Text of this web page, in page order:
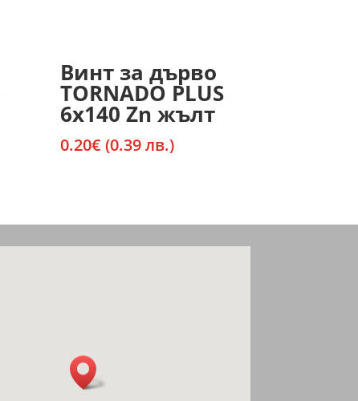
Винт за дърво
TORNADO PLUS
6х140 Zn жълт
0.20€ (0.39 лв.)